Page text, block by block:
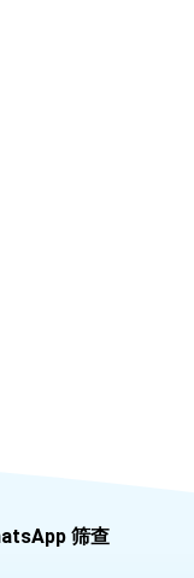
筛查